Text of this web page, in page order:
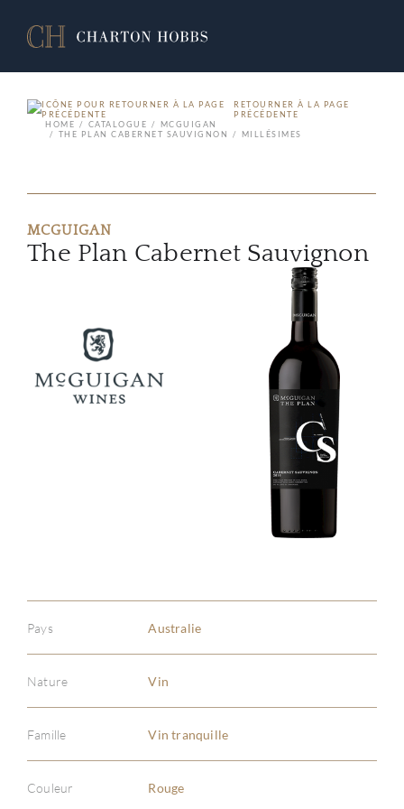
RETOURNER À LA PAGE
PRÉCÉDENTE
HOME
CATALOGUE
MCGUIGAN
THE PLAN CABERNET SAUVIGNON
MILLÉSIMES
MCGUIGAN
The Plan Cabernet Sauvignon
Pays Australie
Nature Vin
Famille Vin tranquille
Couleur Rouge